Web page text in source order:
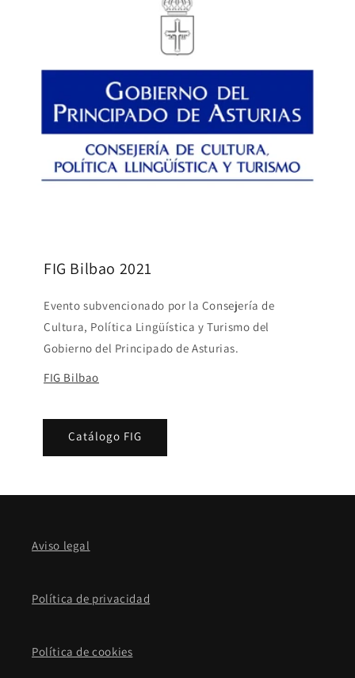
FIG Bilbao 2021
Evento subvencionado por la Consejería de
Cultura, Política Lingüística y Turismo del
Gobierno del Principado de Asturias.
FIG Bilbao
Catálogo FIG
Aviso legal
Política de privacidad
Política de cookies